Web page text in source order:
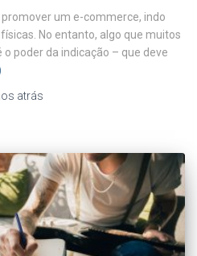
um e-commerce, indo
No entanto, algo que muitos
poder da indicação – que deve
atrás